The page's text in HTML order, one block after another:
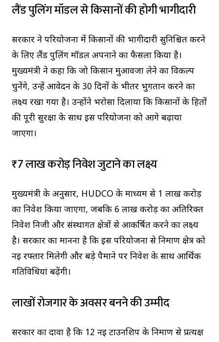
लैंड पुलिंग मॉडल से किसानों की होगी भागीदारी
सरकार ने परियोजना में किसानों की भागीदारी सुनिश्चित करने
के लिए लैंड पुलिंग मॉडल अपनाने का फैसला किया है।
मुख्यमंत्री ने कहा कि जो किसान मुआवजा लेने का विकल्प
चुनेंगे, उन्हें आवेदन के 30 दिनों के भीतर भुगतान करने का
लक्ष्य रखा गया है। उन्होंने भरोसा दिलाया कि किसानों के हितों
की पूरी सुरक्षा के साथ इस परियोजना को आगे बढ़ाया
जाएगा।
₹7 लाख करोड़ निवेश जुटाने का लक्ष्य
मुख्यमंत्री के अनुसार, HUDCO के माध्यम से ₹1 लाख करोड़
का निवेश किया जाएगा, जबकि ₹6 लाख करोड़ का अतिरिक्त
निवेश निजी और संस्थागत क्षेत्रों से आकर्षित करने का लक्ष्य
है। सरकार का मानना है कि इस परियोजना से निर्माण क्षेत्र को
नई रफ्तार मिलेगी और बड़े पैमाने पर निवेश के साथ आर्थिक
गतिविधियां बढ़ेंगी।
लाखों रोजगार के अवसर बनने की उम्मीद
सरकार का दावा है कि 12 नई टाउनशिप के निर्माण से प्रत्यक्ष